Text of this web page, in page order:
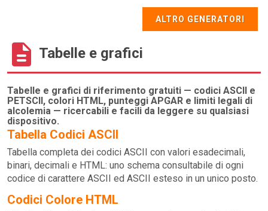
ALTRO GENERATORI
Tabelle e grafici
Tabelle e grafici di riferimento gratuiti — codici ASCII e
PETSCII, colori HTML, punteggi APGAR e limiti legali di
alcolemia — ricercabili e facili da leggere su qualsiasi
dispositivo.
Tabella Codici ASCII
Tabella completa dei codici ASCII con valori esadecimali,
binari, decimali e HTML: uno schema consultabile di ogni
codice di carattere ASCII ed ASCII esteso in un unico posto.
Codici Colore HTML